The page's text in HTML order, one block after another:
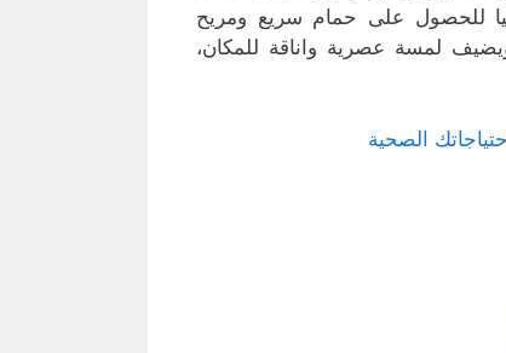
للحصول على حمام سريع ومريح
لمسة عصرية واناقة للمكان،
الصحية